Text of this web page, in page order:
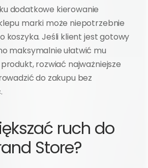
dodatkowe kierowanie
marki może niepotrzebnie
koszyka. Jeśli klient jest gotowy
maksymalnie ułatwić mu
rozwiać najważniejsze
do zakupu bez
ruch do
Store?